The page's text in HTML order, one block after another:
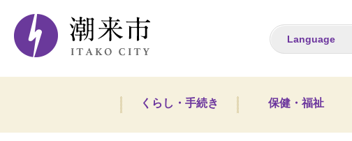
潮来市ホームページ
Language
くらし・手続き 保健・福祉